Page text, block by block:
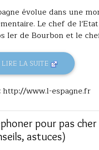
évolue dans une
Le chef de
Ier de Bourbon et le
LIRE LA SUITE
http://www.l-espagne.fr
pour pas cher
astuces)